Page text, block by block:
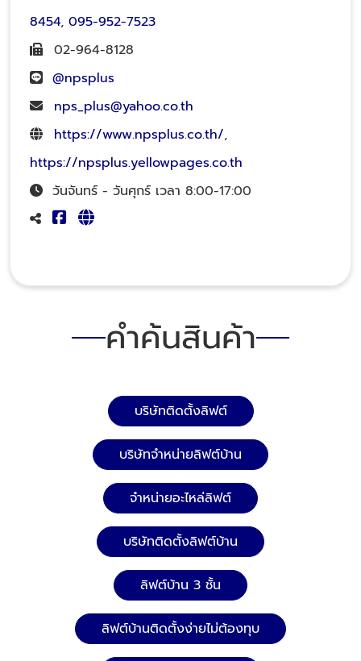
8454, 095-952-7523
02-964-8128
@npsplus
nps_plus@yahoo.co.th
https://www.npsplus.co.th/,
https://npsplus.yellowpages.co.th
วันจันทร์ - วันศุกร์ เวลา 8:00-17:00
คำค้นสินค้า
บริษัทติดตั้งลิฟต์
บริษัทจำหน่ายลิฟต์บ้าน
จำหน่ายอะไหล่ลิฟต์
บริษัทติดตั้งลิฟต์บ้าน
ลิฟต์บ้าน 3 ชั้น
ลิฟต์บ้านติดตั้งง่ายไม่ต้องทุบ